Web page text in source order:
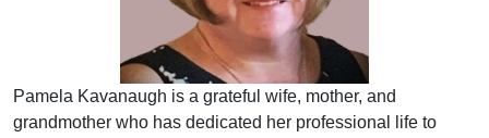
Pamela Kavanaugh is a grateful wife, mother, and
grandmother who has dedicated her professional life to